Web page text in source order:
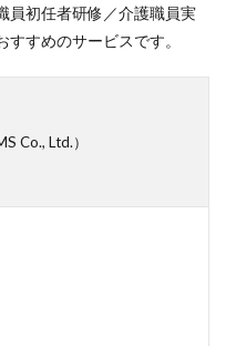
員初任者研修／介護職員実
すめのサービスです。
Co., Ltd.）